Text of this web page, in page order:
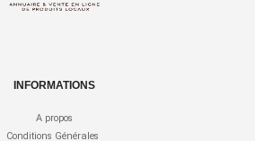
INFORMATIONS
A propos
Conditions Générales